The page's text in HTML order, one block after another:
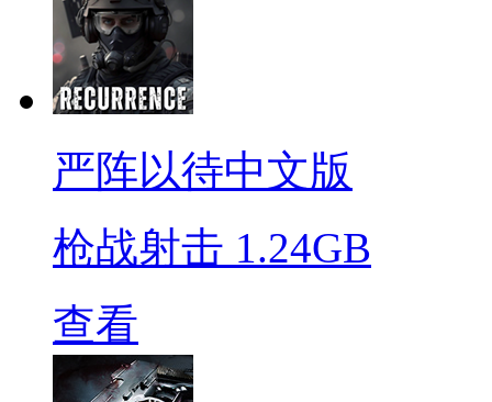
严阵以待中文版
枪战射击 1.24GB
查看